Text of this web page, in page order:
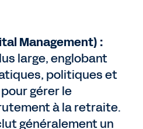
Management) :
large, englobant
politiques et
gérer le
à la retraite.
généralement un